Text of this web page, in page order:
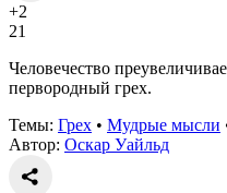
+2
21
Человечество
первородный грех.
Темы: Грех • Мудрые мысли
Автор: Оскар Уайльд